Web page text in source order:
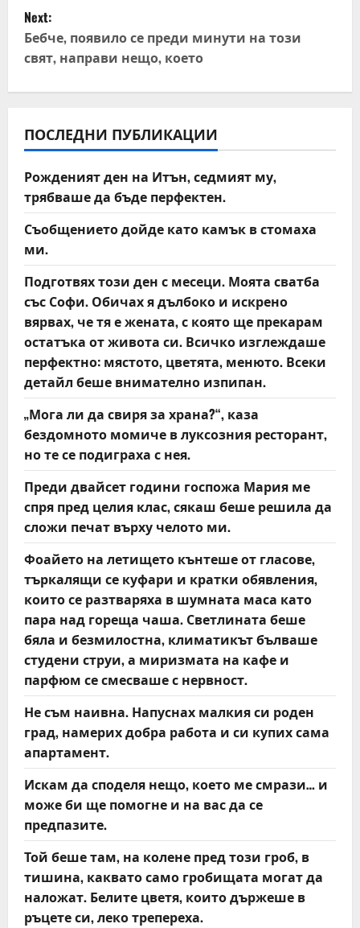
t
n
a
v
i
g
a
t
i
o
n
Next:
Бебче, появило се преди минути на този
свят, направи нещо, което
ПОСЛЕДНИ ПУБЛИКАЦИИ
Рожденият ден на Итън, седмият му,
трябваше да бъде перфектен.
Съобщението дойде като камък в стомаха
ми.
Подготвях този ден с месеци. Моята сватба
със Софи. Обичах я дълбоко и искрено
вярвах, че тя е жената, с която ще прекарам
остатъка от живота си. Всичко изглеждаше
перфектно: мястото, цветята, менюто. Всеки
детайл беше внимателно изпипан.
„Мога ли да свиря за храна?“, каза
бездомното момиче в луксозния ресторант,
но те се подиграха с нея.
Преди двайсет години госпожа Мария ме
спря пред целия клас, сякаш беше решила да
сложи печат върху челото ми.
Фоайето на летището кънтеше от гласове,
търкалящи се куфари и кратки обявления,
които се разтваряха в шумната маса като
пара над гореща чаша. Светлината беше
бяла и безмилостна, климатикът бълваше
студени струи, а миризмата на кафе и
парфюм се смесваше с нервност.
Не съм наивна. Напуснах малкия си роден
град, намерих добра работа и си купих сама
апартамент.
Искам да споделя нещо, което ме смрази… и
може би ще помогне и на вас да се
предпазите.
Той беше там, на колене пред този гроб, в
тишина, каквато само гробищата могат да
наложат. Белите цветя, които държеше в
ръцете си, леко трепереха.